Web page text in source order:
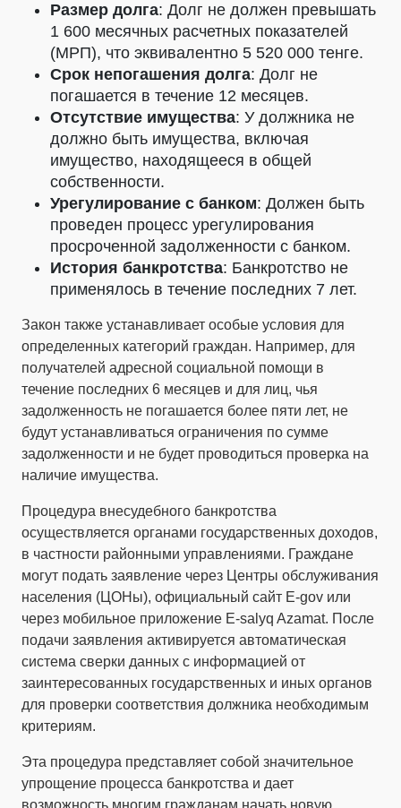
Размер долга: Долг не должен превышать
1 600 месячных расчетных показателей
(МРП), что эквивалентно 5 520 000 тенге.
Срок непогашения долга: Долг не
погашается в течение 12 месяцев.
Отсутствие имущества: У должника не
должно быть имущества, включая
имущество, находящееся в общей
собственности.
Урегулирование с банком: Должен быть
проведен процесс урегулирования
просроченной задолженности с банком.
История банкротства: Банкротство не
применялось в течение последних 7 лет.
Закон также устанавливает особые условия для
определенных категорий граждан. Например, для
получателей адресной социальной помощи в
течение последних 6 месяцев и для лиц, чья
задолженность не погашается более пяти лет, не
будут устанавливаться ограничения по сумме
задолженности и не будет проводиться проверка на
наличие имущества.
Процедура внесудебного банкротства
осуществляется органами государственных доходов,
в частности районными управлениями. Граждане
могут подать заявление через Центры обслуживания
населения (ЦОНы), официальный сайт E-gov или
через мобильное приложение E-salyq Azamat. После
подачи заявления активируется автоматическая
система сверки данных с информацией от
заинтересованных государственных и иных органов
для проверки соответствия должника необходимым
критериям.
Эта процедура представляет собой значительное
упрощение процесса банкротства и дает
возможность многим гражданам начать новую